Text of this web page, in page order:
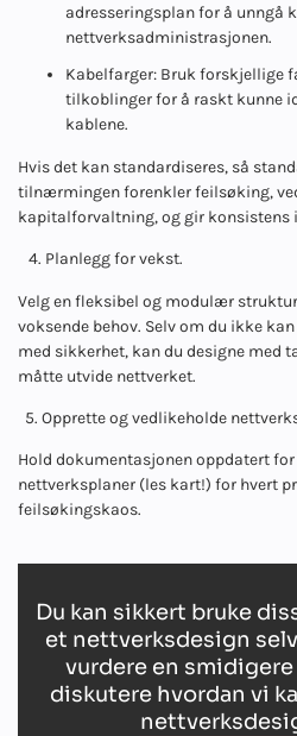
adresseringsplan for å unngå
nettverksadministrasjonen.
Kabelfarger: Bruk forskjellige
tilkoblinger for å raskt kunne
kablene.
Hvis det kan standardiseres, så
tilnærmingen forenkler feilsøking,
kapitalforvaltning, og gir konsistens
4. Planlegg for vekst.
Velg en fleksibel og modulær
voksende behov. Selv om du ikke
med sikkerhet, kan du designe med
måtte utvide nettverket.
5. Opprette og vedlikeholde
Hold dokumentasjonen oppdatert
nettverksplaner (les kart!) for hvert
feilsøkingskaos.
Du kan sikkert bruke
et nettverksdesign
vurdere en smidigere
diskutere hvordan vi